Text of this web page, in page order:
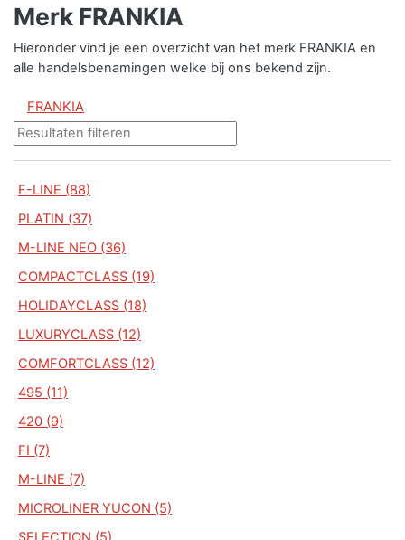
Merk FRANKIA
Hieronder vind je een overzicht van het merk FRANKIA en
alle handelsbenamingen welke bij ons bekend zijn.
FRANKIA
F-LINE (88)
PLATIN (37)
M-LINE NEO (36)
COMPACTCLASS (19)
HOLIDAYCLASS (18)
LUXURYCLASS (12)
COMFORTCLASS (12)
495 (11)
420 (9)
FI (7)
M-LINE (7)
MICROLINER YUCON (5)